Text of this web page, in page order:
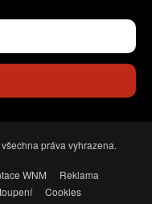
všechna práva vyhrazena.
WNM
Reklama
Cookies